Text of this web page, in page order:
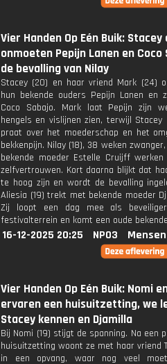
Vier Handen Op Eén Buik: Stacey
onmoeten Pepijn Lanen en Coco
de bevalling van Nilay
Stacey (20) en haar vriend Mark (24)
hun bekende ouders Pepijn Lanen en
Coco Sabajo. Mark laat Pepijn zijn
hengels en vislijnen zien, terwijl Stacey
praat over het moederschap en het
bekkenpijn. Nilay (18), 38 weken
bekende moeder Estelle Cruijff
zelfvertrouwen. Kort daarna blijkt dat
te hoog zijn en wordt de bevalling
Aliesia (19) trekt met bekende moeder
Zij loopt een dag mee als
festivalterrein en komt een oude
16-12-2025 20:25 NPO3
Vier Handen Op Eén Buik: Nomi
ervaren een huisuitzetting, we
Stacey kennen en Djamilla
Bij Nomi (19) stijgt de spanning. Na een
huisuitzetting woont ze met haar vriend
in een opvang, waar nog veel